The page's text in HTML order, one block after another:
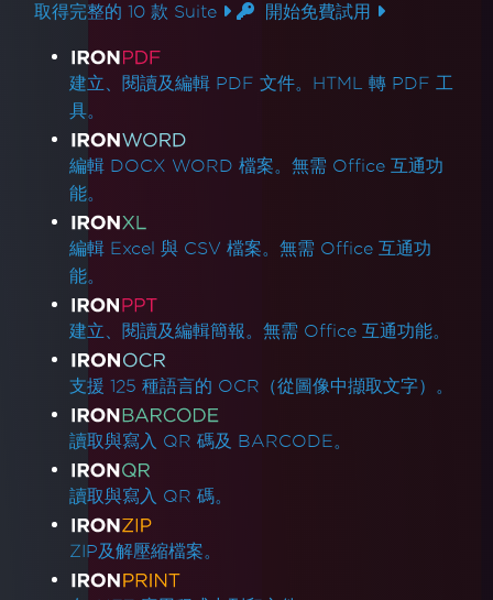
取得完整的 10 款 Suite 開始免費試用
產品連結
建立、閱讀及編輯 PDF 文件。HTML 轉 PDF 工
具。
編輯 DOCX WORD 檔案。無需 Office 互通功
能。
編輯 Excel 與 CSV 檔案。無需 Office 互通功
能。
建立、閱讀及編輯簡報。無需 Office 互通功能。
支援 125 種語言的 OCR（從圖像中擷取文字）。
讀取與寫入 QR 碼及 BARCODE。
讀取與寫入 QR 碼。
ZIP及解壓縮檔案。